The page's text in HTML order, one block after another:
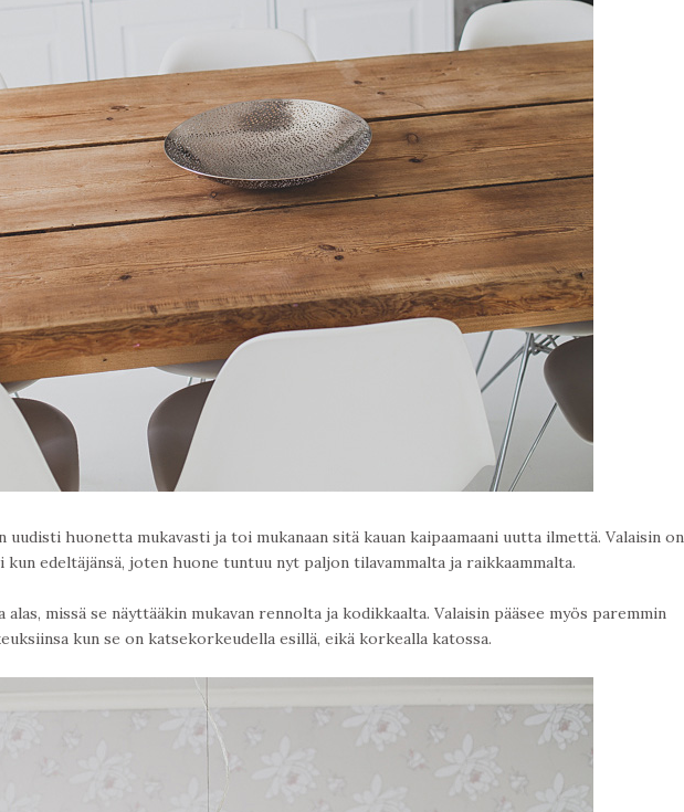
uudisti huonetta mukavasti ja toi mukanaan sitä kauan kaipaamaani uutta ilmettä. Valaisin on
kun edeltäjänsä, joten huone tuntuu nyt paljon tilavammalta ja raikkaammalta.
alas, missä se näyttääkin mukavan rennolta ja kodikkaalta. Valaisin pääsee myös paremmin
kun se on katsekorkeudella esillä, eikä korkealla katossa.